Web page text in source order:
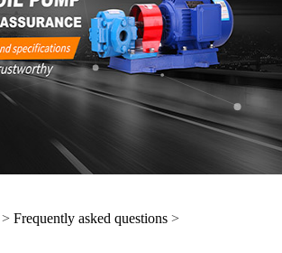
> Frequently asked questions >